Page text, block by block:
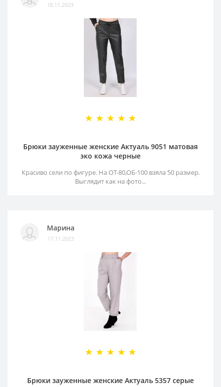
18.11.2023
Брюки зауженные женские Актуаль 9051 матовая
эко кожа черные
Красиво сели по фигуре. На ОТ-80,ОБ-100 взяла 50 размер.
Выглядит как на фото...
Марина
17.11.2023
Брюки зауженные женские Актуаль 5357 серые